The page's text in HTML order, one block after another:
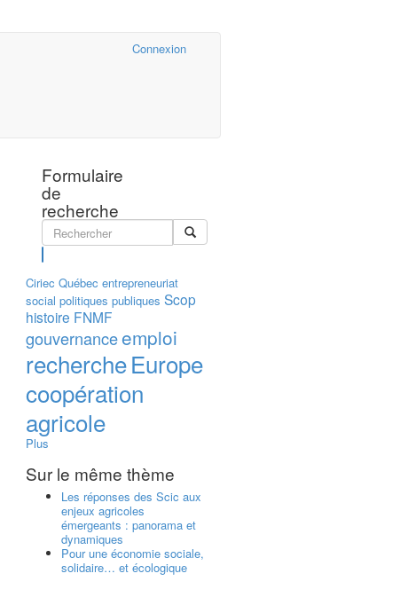
Connexion
Formulaire
de
recherche
Ciriec Québec entrepreneuriat
social politiques publiques Scop
histoire FNMF
gouvernanceemploi
rechercheEurope
coopération
agricole
Plus
Sur le même thème
Les réponses des Scic aux
enjeux agricoles
émergeants : panorama et
dynamiques
Pour une économie sociale,
solidaire… et écologique